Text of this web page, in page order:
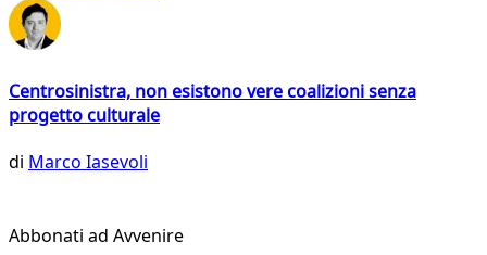
Centrosinistra, non esistono vere coalizioni senza
progetto culturale
di Marco Iasevoli
Abbonati ad Avvenire